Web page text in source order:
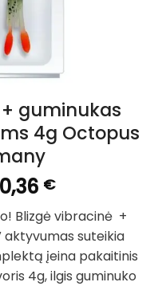
guminukas
4g Octopus
€.
€Current
price
is:
10,36 €.
Blizgė vibracinė +
aktyvumas suteikia
įeina pakaitinis
4g, ilgis guminuko